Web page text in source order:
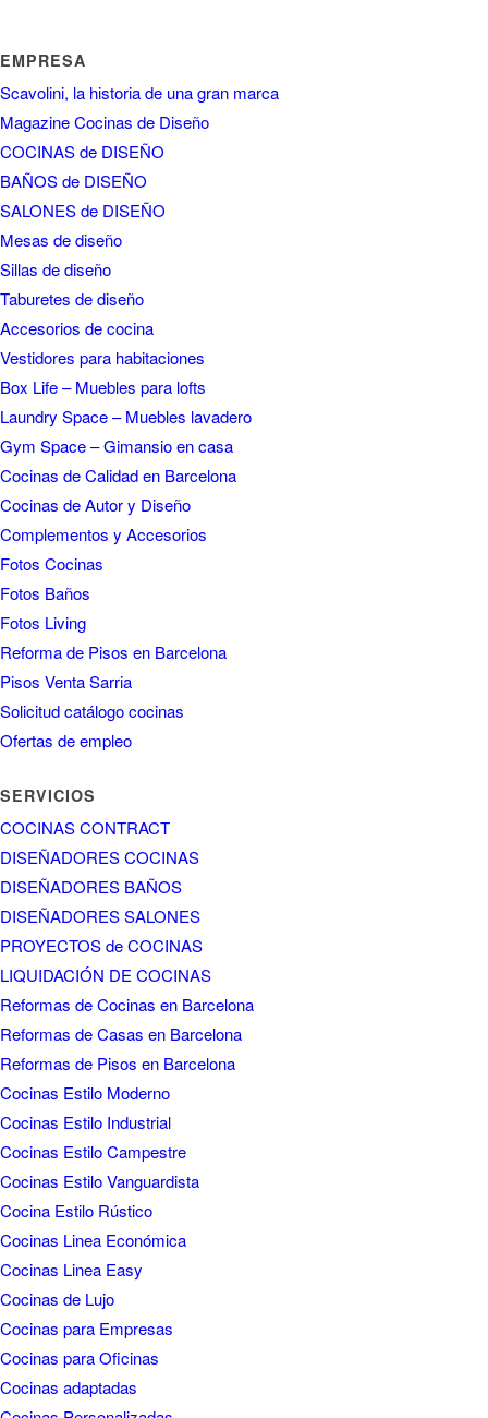
Mesas de diseño
Sillas de diseño
Taburetes de diseño
Accesorios de cocina
Vestidores para habitaciones
Box Life – Muebles para lofts
Laundry Space – Muebles lavadero
Gym Space – Gimansio en casa
Cocinas de Calidad en Barcelona
Cocinas de Autor y Diseño
Complementos y Accesorios
Fotos Cocinas
Fotos Baños
Fotos Living
Reforma de Pisos en Barcelona
Pisos Venta Sarria
Solicitud catálogo cocinas
Ofertas de empleo
SERVICIOS
COCINAS CONTRACT
DISEÑADORES COCINAS
DISEÑADORES BAÑOS
DISEÑADORES SALONES
LIQUIDACIÓN DE COCINAS
Reformas de Cocinas en Barcelona
Reformas de Casas en Barcelona
Reformas de Pisos en Barcelona
Cocinas Estilo Moderno
Cocinas Estilo Industrial
Cocinas Estilo Campestre
Cocinas Estilo Vanguardista
Cocina Estilo Rústico
Cocinas Linea Económica
Cocinas Linea Easy
Cocinas de Lujo
Cocinas para Empresas
Cocinas para Oficinas
Cocinas adaptadas
Cocinas Personalizadas
Muebles de cocina a medida
Cocinas de gran calidad
Cocinas de Calidad
GARANTÍA DE CALIDAD